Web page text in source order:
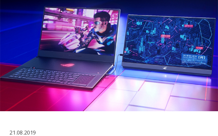
21.08.2019